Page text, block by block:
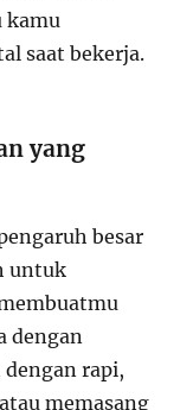
kamu
saat bekerja.
yang
besar
untuk
dengan
rapi,
memasang